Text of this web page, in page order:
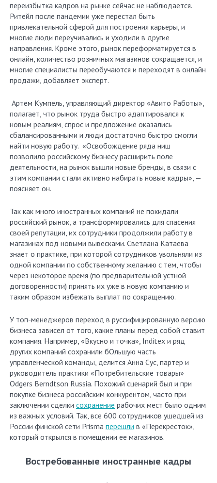
переизбытка кадров на рынке сейчас не наблюдается.
Ритейл после пандемии уже перестал быть
привлекательной сферой для построения карьеры, и
многие люди переучивались и уходили в другие
направления. Кроме этого, рынок переформатируется в
онлайн, количество розничных магазинов сокращается, и
многие специалисты переобучаются и переходят в онлайн
продажи, добавляет эксперт.
Артем Кумпель, управляющий директор «Авито Работы»,
полагает, что рынок труда быстро адаптировался к
новым реалиям, спрос и предложение оказались
сбалансированными и люди достаточно быстро смогли
найти новую работу. «Освобождение ряда ниш
позволило российскому бизнесу расширить поле
деятельности, на рынок вышли новые бренды, в связи с
этим компании стали активно набирать новые кадры», —
поясняет он.
Так как много иностранных компаний не покидали
российский рынок, а трансформировались для спасения
своей репутации, их сотрудники продолжили работу в
магазинах под новыми вывесками. Светлана Катаева
знает о практике, при которой сотрудников увольняли из
одной компании по собственному желанию с тем, чтобы
через некоторое время (по предварительной устной
договоренности) принять их уже в новую компанию и
таким образом избежать выплат по сокращению.
У топ-менеджеров переход в руссифицированную версию
бизнеса зависел от того, какие планы перед собой ставит
компания. Например, «Вкусно и точка», Inditex и ряд
других компаний сохранили бОльшую часть
управленческой команды, делится Анна Сус, партер и
руководитель практики «Потребительские товары»
Odgers Berndtson Russia. Похожий сценарий был и при
покупке бизнеса российским конкурентом, часто при
заключении сделки сохранение рабочих мест было одним
из важных условий. Так, все 600 сотрудников ушедшей из
России финской сети Prisma перешли в «Перекресток»,
который открылся в помещении ее магазинов.
Востребованные иностранные кадры